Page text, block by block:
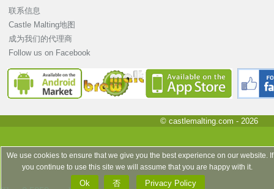
联系信息
Castle Malting地图
成为我们的代理商
Follow us on Facebook
© castlemalting.com - 2026
We use cookies to ensure that we give you the best experience on our website. If
you continue to use this site we will assume that you are happy with it.
Ok 否 Privacy Policy